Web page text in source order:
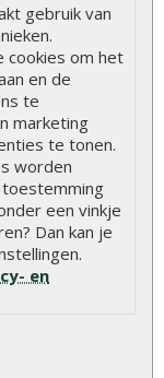
gebruik van
cookies om het
en de
te
marketing
te tonen.
worden
een vinkje
Dan kan je
en
overkapping staat
x 275 cm